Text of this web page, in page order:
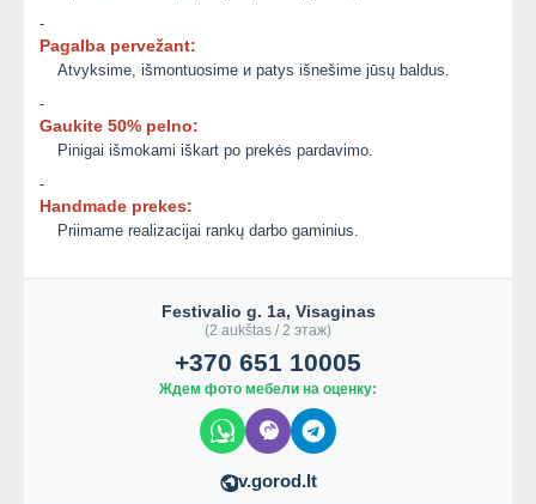
-
Pagalba pervežant:
Atvyksime, išmontuosime и patys išnešime jūsų baldus.
-
Gaukite 50% pelno:
Pinigai išmokami iškart po prekės pardavimo.
-
Handmade prekes:
Priimame realizacijai rankų darbo gaminius.
Festivalio g. 1a, Visaginas
(2 aukštas / 2 этаж)
+370 651 10005
Ждем фото мебели на оценку:
v.gorod.lt